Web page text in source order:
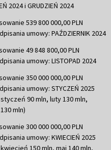
2024 i GRUDZIEŃ 2024
539 800 000,00 PLN
umowy: PAŹDZIERNIK 2024
49 848 800,00 PLN
umowy: LISTOPAD 2024
350 000 000,00 PLN
umowy: STYCZEŃ 2025
90 mln, luty 130 mln,
mln)
300 000 000,00 PLN
umowy: KWIECIEŃ 2025
150 mln, maj 140 mln,